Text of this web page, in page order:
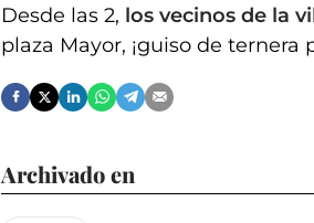
Desde las 2, los vecinos de la
plaza Mayor, ¡guiso de ternera
Archivado en